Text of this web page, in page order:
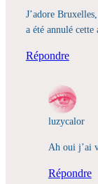
J’adore
a été annulé cette
Répondre
luzycalor
Ah oui j’ai
Répondre